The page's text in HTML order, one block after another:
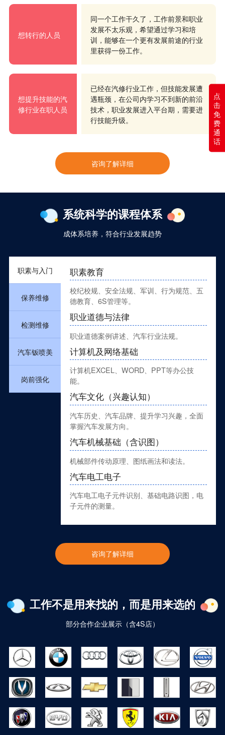
想转行的人员
同一个工作干久了，工作前景和职业
发展不太乐观，希望通过学习和培
训，能够在一个更有发展前途的行业
里获得一份工作。
想提升技能的汽
修行业在职人员
已经在汽修行业工作，但技能发展遭
遇瓶颈，在公司内学习不到新的前沿
技术，职业发展进入平台期，需要进
行技能升级。
咨询了解详细
系统科学的课程体系
成体系培养，符合行业发展趋势
职素与入门
保养维修
检测维修
汽车钣喷美
岗前强化
职素教育
校纪校规、安全法规、军训、行为规范、五
德教育、6S管理等。
职业道德与法律
职业道德案例讲述、汽车行业法规。
计算机及网络基础
计算机EXCEL、WORD、PPT等办公技
能。
汽车文化（兴趣认知）
汽车历史、汽车品牌、提升学习兴趣，全面
掌握汽车发展方向。
汽车机械基础（含识图）
机械部件传动原理、图纸画法和读法。
汽车电工电子
汽车电工电子元件识别、基础电路识图，电
子元件的测量。
咨询了解详细
工作不是用来找的，而是用来选的
部分合作企业展示（含4S店）
点
击
免
费
通
话